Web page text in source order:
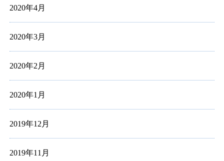
2020年4月
2020年3月
2020年2月
2020年1月
2019年12月
2019年11月